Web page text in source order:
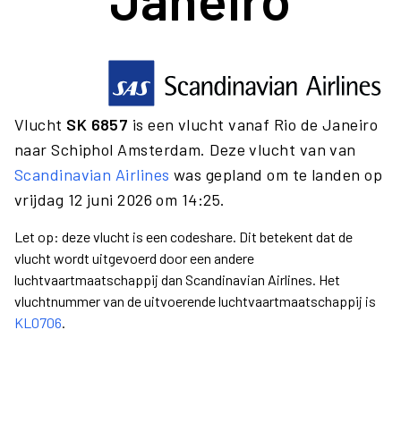
Vlucht SK 6857 is een vlucht vanaf Rio de Janeiro
naar Schiphol Amsterdam. Deze vlucht van van
Scandinavian Airlines was gepland om te landen op
vrijdag 12 juni 2026 om 14:25.
Let op: deze vlucht is een codeshare. Dit betekent dat de
vlucht wordt uitgevoerd door een andere
luchtvaartmaatschappij dan Scandinavian Airlines. Het
vluchtnummer van de uitvoerende luchtvaartmaatschappij is
KL0706.